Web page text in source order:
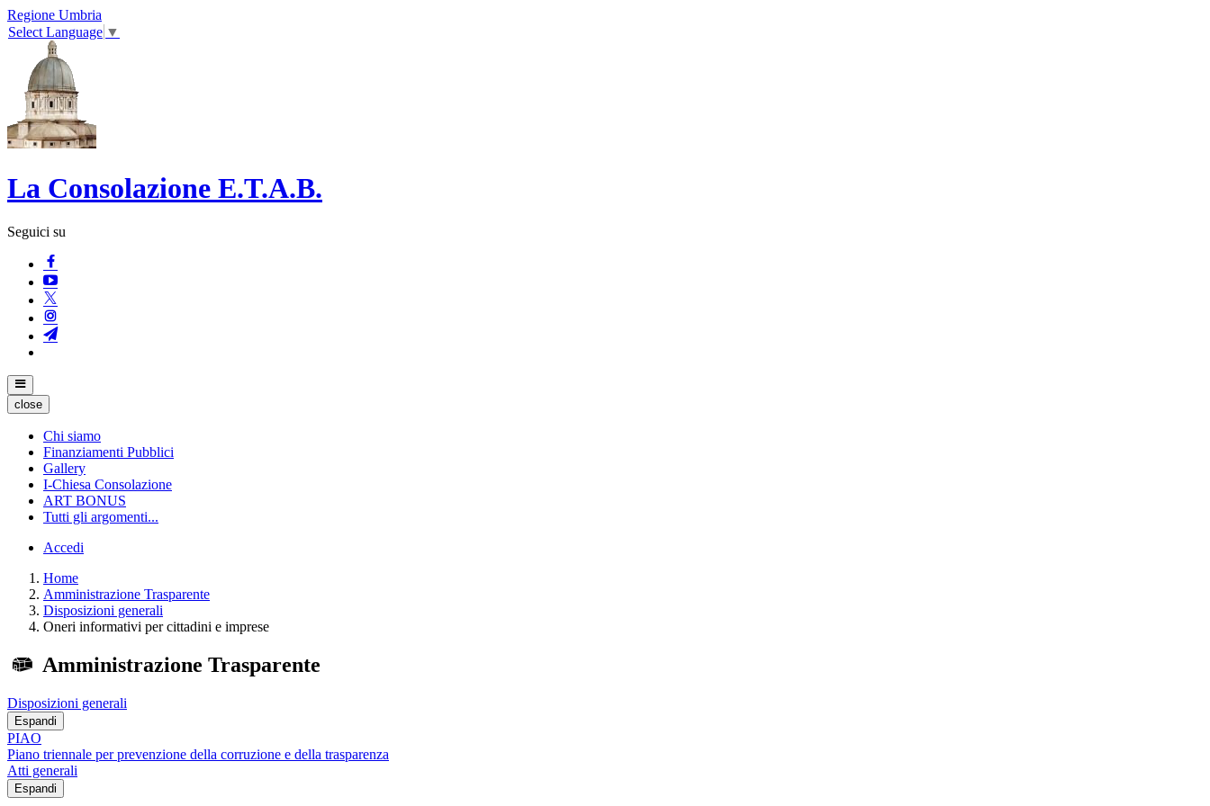
Regione Umbria
Select Language ▼
La Consolazione E.T.A.B.
Seguici su
close
Chi siamo
Finanziamenti Pubblici
Gallery
I-Chiesa Consolazione
ART BONUS
Tutti gli argomenti...
Accedi
Home
Amministrazione Trasparente
Disposizioni generali
Oneri informativi per cittadini e imprese
Amministrazione Trasparente
Disposizioni generali
Espandi
PIAO
Piano triennale per prevenzione della corruzione e della trasparenza
Atti generali
Espandi